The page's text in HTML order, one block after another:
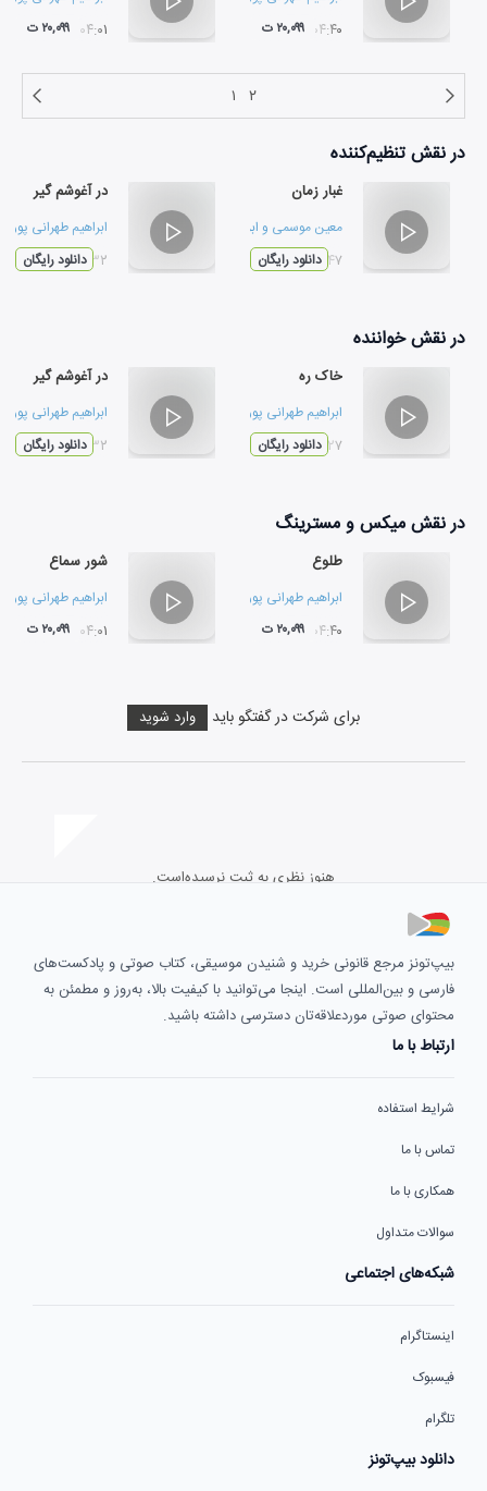
۰۴:۴۰ ۲۰,۰۹۹ ت ۰۴:۰۱ ۲۰,۰۹۹ ت
۱ ۲
در نقشتنظیم‌کننده
غبار زمان
معین موسمی و ابراهیم طهرانی پور
۰۴:۴۷دانلود رایگان
در آغوشم گیر
ابراهیم طهرانی پور
۰۴:۳۲دانلود رایگان
در نقشخواننده
خاک ره
ابراهیم طهرانی پور محسن عاقل
۰۷:۲۷دانلود رایگان
در آغوشم گیر
ابراهیم طهرانی پور
۰۴:۳۲دانلود رایگان
در نقشمیکس و مسترینگ
طلوع
ابراهیم طهرانی پور امیرحسین طهرانی پور حسن کیانی نژاد
۰۴:۴۰ ۲۰,۰۹۹ ت
شور سماع
ابراهیم طهرانی پور
۰۴:۰۱ ۲۰,۰۹۹ ت
برای شرکت در گفتگو باید وارد شوید
هنوز نظری به ثبت نرسیده‌است.
بیپ‌تونز مرجع قانونی خرید و شنیدن موسیقی، کتاب صوتی و پادکست‌های
فارسی و بین‌المللی است. اینجا می‌توانید با کیفیت بالا، به‌روز و مطمئن به
محتوای صوتی موردعلاقه‌تان دسترسی داشته باشید.
ارتباط با ما
شرایط استفاده
تماس با ما
همکاری با ما
سوالات متداول
شبکه‌های اجتماعی
اینستاگرام
فیسبوک
تلگرام
دانلود بیپ‌تونز